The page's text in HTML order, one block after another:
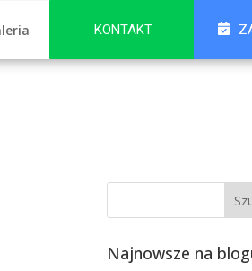
KONTAKT
Najnowsze na